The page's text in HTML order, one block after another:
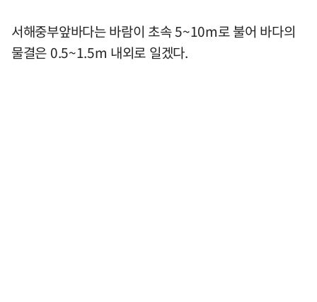
서해중부앞바다는 바람이 초속 5~10m로 불어 바다의
물결은 0.5~1.5m 내외로 일겠다.